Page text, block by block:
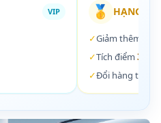
VIP 🥇 HẠNG
✓Giảm thêm
✓Tích điểm 3%
✓Đổi hàng trong